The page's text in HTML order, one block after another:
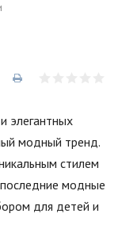
элегантных
модный тренд.
стилем
модные
для детей и